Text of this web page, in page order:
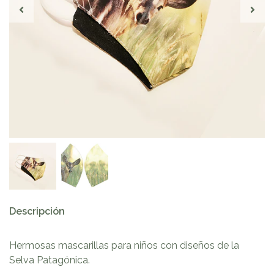
Descripción
Hermosas mascarillas para niños con diseños de la
Selva Patagónica.